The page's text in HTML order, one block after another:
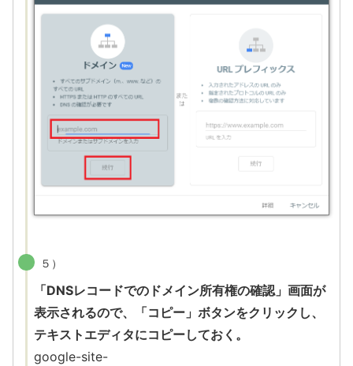
５）
「DNSレコードでのドメイン所有権の確認」画面が
表示されるので、「コピー」ボタンをクリックし、
テキストエディタにコピーしておく。
google-site-